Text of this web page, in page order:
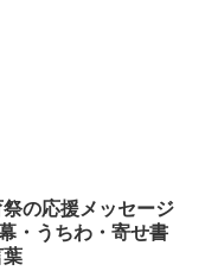
の応援メッセージ
・うちわ・寄せ書